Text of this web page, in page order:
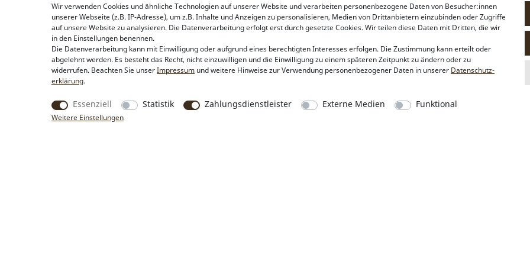
salbei-grün
Wir verwenden Cookies und ähnliche Technologien auf unserer Website und verarbeiten personenbezogene Daten von Besucher:innen
unserer Webseite (z.B. IP-Adresse), um z.B. Inhalte und Anzeigen zu personalisieren, Medien von Drittanbietern einzubinden oder Zugriffe
auf unsere Website zu analysieren. Die Datenverarbeitung erfolgt erst durch gesetzte Cookies. Wir teilen diese Daten mit Dritten, die wir
in den Einstellungen benennen.
Die Datenverarbeitung kann mit Einwilligung oder aufgrund eines berechtigten Interesses erfolgen. Die Zustimmung kann erteilt oder
abgelehnt werden. Es besteht das Recht, nicht einzuwilligen und die Einwilligung zu einem späteren Zeitpunkt zu ändern oder zu
widerrufen. Beachten Sie unserImpressum und weitere Hinweise zur Verwendung personenbezogener Daten in unserer Daten­schutz­
erklärung.
Essenziell Statistik Zahlungsdienstleister Externe Medien Funktional
Weitere Einstellungen